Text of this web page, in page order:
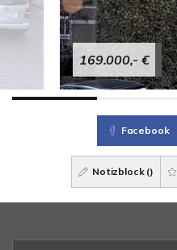
169.000,- €
Facebook
Notizblock ()